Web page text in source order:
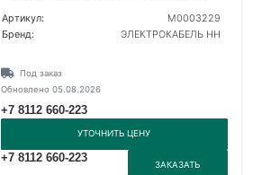
Артикул:
M0003229
Бренд:
ЭЛЕКТРОКАБЕЛЬ НН
Под заказ
Обновлено 05.08.2026
+7 8112 660-223
УТОЧНИТЬ ЦЕНУ
+7 8112 660-223
ЗАКАЗАТЬ